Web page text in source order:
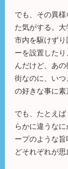
でも、その異
た気がする。
市内を駆けず
ーを設置した
んだけど、あ
街なのに、い
の好きな事に素
でも、たとえ
らかに違うな
ープのような
どそれぞれが思